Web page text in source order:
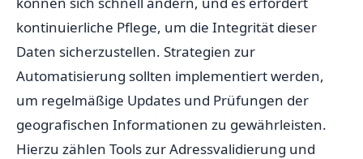
kontinuierliche Pflege, um die Integrität dieser
Daten sicherzustellen. Strategien zur
Automatisierung sollten implementiert werden,
um regelmäßige Updates und Prüfungen der
geografischen Informationen zu gewährleisten.
Hierzu zählen Tools zur Adressvalidierung und